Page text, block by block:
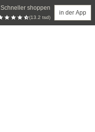
Schneller shoppen
(13.2 tsd)
in der App